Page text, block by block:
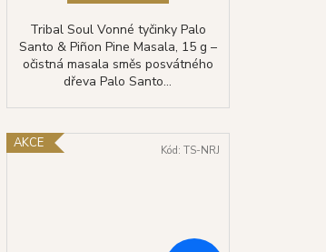
Tribal Soul Vonné tyčinky Palo
Santo & Piñon Pine Masala, 15 g –
očistná masala směs posvátného
dřeva Palo Santo...
AKCE Kód: TS-NRJ